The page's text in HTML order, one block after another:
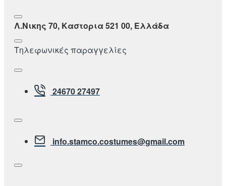
Λ.Νικης 70, Καστορια 521 00, Ελλάδα
Τηλεφωνικές παραγγελίες
24670 27497
info.stamco.costumes@gmail.com